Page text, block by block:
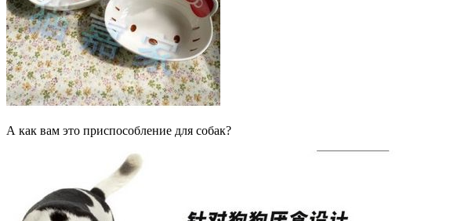
А как вам это приспособление для собак?